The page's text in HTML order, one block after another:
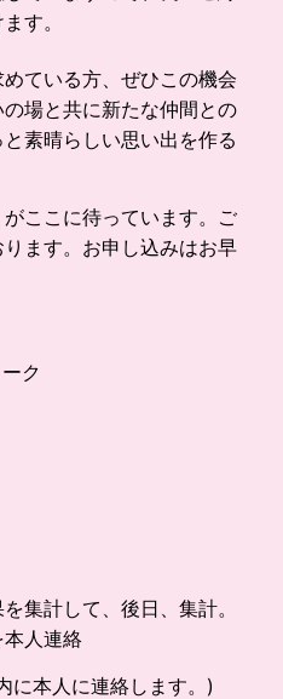
す。
ている方、ぜひこの機会
場と共に新たな仲間との
素晴らしい思い出を作る
ここに待っています。ご
ます。お申し込みはお早
ーク
集計して、後日、集計。
人連絡
に本人に連絡します。)